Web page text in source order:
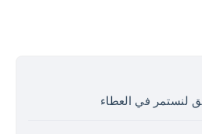
لنستمر في العطاء